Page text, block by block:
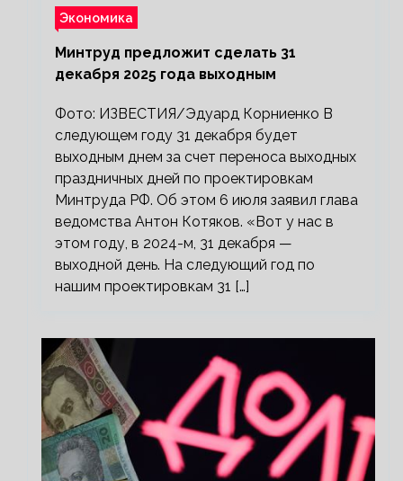
Экономика
Минтруд предложит сделать 31
декабря 2025 года выходным
Фото: ИЗВЕСТИЯ/Эдуард Корниенко В
следующем году 31 декабря будет
выходным днем за счет переноса выходных
праздничных дней по проектировкам
Минтруда РФ. Об этом 6 июля заявил глава
ведомства Антон Котяков. «Вот у нас в
этом году, в 2024-м, 31 декабря —
выходной день. На следующий год по
нашим проектировкам 31 […]